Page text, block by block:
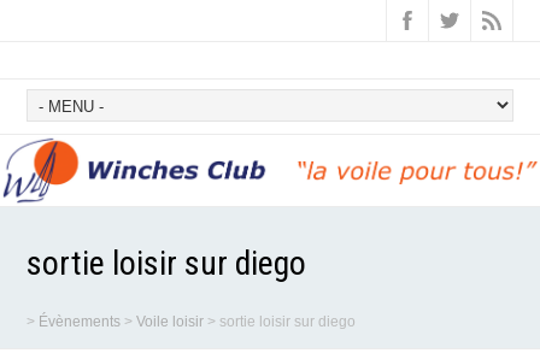
sortie loisir sur diego
> Évènements >Voile loisir > sortie loisir sur diego